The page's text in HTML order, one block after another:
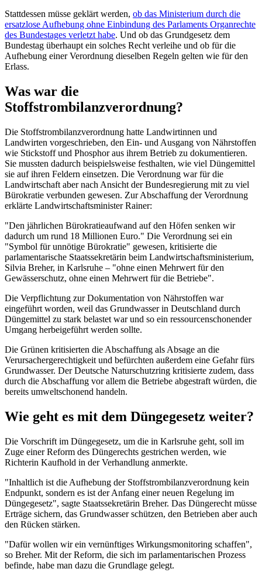
Stattdessen müsse geklärt werden, ob das Ministerium durch die
ersatzlose Aufhebung ohne Einbindung des Parlaments Organrechte
des Bundestages verletzt habe. Und ob das Grundgesetz dem
Bundestag überhaupt ein solches Recht verleihe und ob für die
Aufhebung einer Verordnung dieselben Regeln gelten wie für den
Erlass.
Was war die
Stoffstrombilanzverordnung?
Die Stoffstrombilanzverordnung hatte Landwirtinnen und
Landwirten vorgeschrieben, den Ein- und Ausgang von Nährstoffen
wie Stickstoff und Phosphor aus ihrem Betrieb zu dokumentieren.
Sie mussten dadurch beispielsweise festhalten, wie viel Düngemittel
sie auf ihren Feldern einsetzen. Die Verordnung war für die
Landwirtschaft aber nach Ansicht der Bundesregierung mit zu viel
Bürokratie verbunden gewesen. Zur Abschaffung der Verordnung
erklärte Landwirtschaftsminister Rainer:
"Den jährlichen Bürokratieaufwand auf den Höfen senken wir
dadurch um rund 18 Millionen Euro." Die Verordnung sei ein
"Symbol für unnötige Bürokratie" gewesen, kritisierte die
parlamentarische Staatssekretärin beim Landwirtschaftsministerium,
Silvia Breher, in Karlsruhe – "ohne einen Mehrwert für den
Gewässerschutz, ohne einen Mehrwert für die Betriebe".
Die Verpflichtung zur Dokumentation von Nährstoffen war
eingeführt worden, weil das Grundwasser in Deutschland durch
Düngemittel zu stark belastet war und so ein ressourcenschonender
Umgang herbeigeführt werden sollte.
Die Grünen kritisierten die Abschaffung als Absage an die
Verursachergerechtigkeit und befürchten außerdem eine Gefahr fürs
Grundwasser. Der Deutsche Naturschutzring kritisierte zudem, dass
durch die Abschaffung vor allem die Betriebe abgestraft würden, die
bereits umweltschonend handeln.
Wie geht es mit dem Düngegesetz weiter?
Die Vorschrift im Düngegesetz, um die in Karlsruhe geht, soll im
Zuge einer Reform des Düngerechts gestrichen werden, wie
Richterin Kaufhold in der Verhandlung anmerkte.
"Inhaltlich ist die Aufhebung der Stoffstrombilanzverordnung kein
Endpunkt, sondern es ist der Anfang einer neuen Regelung im
Düngegesetz", sagte Staatssekretärin Breher. Das Düngerecht müsse
Erträge sichern, das Grundwasser schützen, den Betrieben aber auch
den Rücken stärken.
"Dafür wollen wir ein vernünftiges Wirkungsmonitoring schaffen",
so Breher. Mit der Reform, die sich im parlamentarischen Prozess
befinde, habe man dazu die Grundlage gelegt.